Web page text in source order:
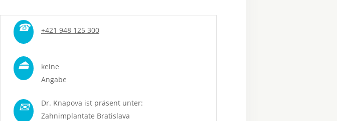
☎ +421 948 125 300
⏏
keine
Angabe
✉
Dr. Knapova ist präsent unter:
Zahnimplantate Bratislava